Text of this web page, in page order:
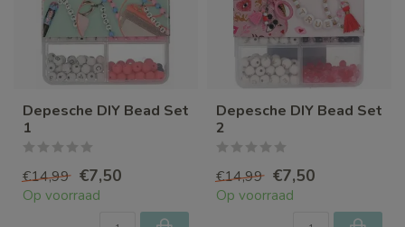
Depesche DIY Bead Set
1
€14,99 €7,50
Op voorraad
Depesche DIY Bead Set
2
€14,99 €7,50
Op voorraad